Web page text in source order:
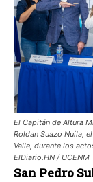
El Capitán de Altura
Roldan Suazo Nuila,
Valle, durante los
ElDiario.HN / UCENM
San Pedro